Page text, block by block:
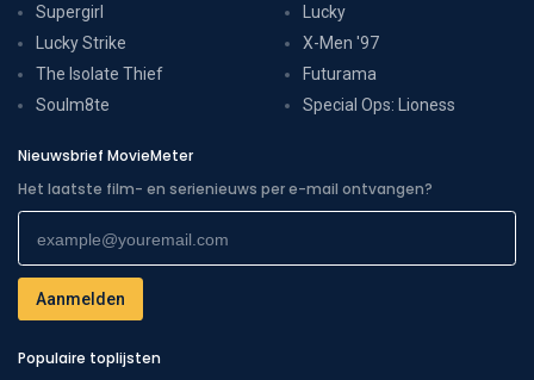
Supergirl
Lucky Strike
The Isolate Thief
Soulm8te
Lucky
X-Men '97
Futurama
Special Ops: Lioness
Nieuwsbrief MovieMeter
Het laatste film- en serienieuws per e-mail ontvangen?
Populaire toplijsten